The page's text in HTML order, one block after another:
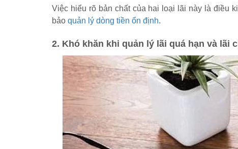
Việc hiểu rõ bản chất của hai loại lãi này là điều
bảo quản lý dòng tiền ổn định.
2. Khó khăn khi quản lý lãi quá hạn và lãi